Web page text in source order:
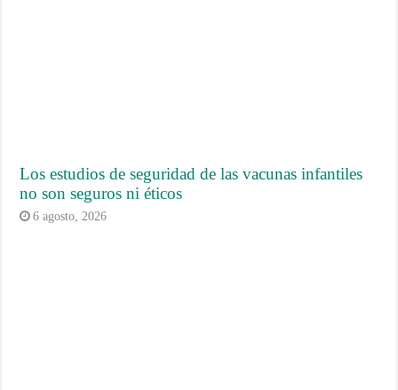
Los estudios de seguridad de las vacunas infantiles
no son seguros ni éticos
6 agosto, 2026